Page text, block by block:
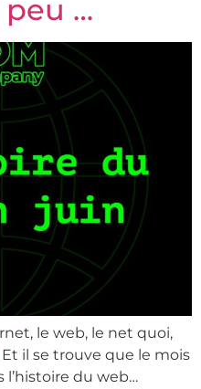
peu …
le web, le net quoi,
Et il se trouve que le mois
du web…